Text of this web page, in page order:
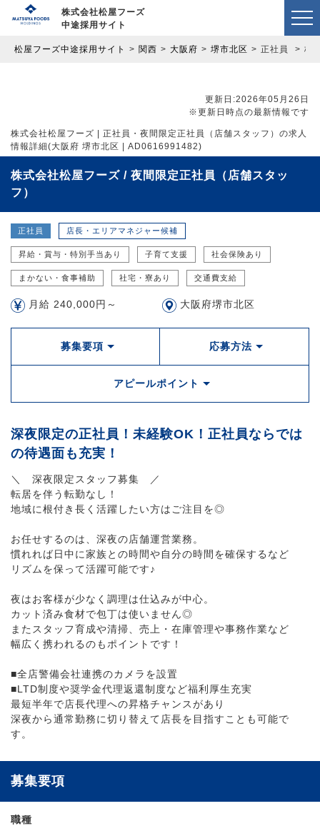
株式会社松屋フーズ
中途採用サイト
松屋フーズ中途採用サイト 関西 大阪府 堺市北区 正社員 株
更新日:2026年05月26日
※更新日時点の最新情報です
株式会社松屋フーズ | 正社員・夜間限定正社員（店舗スタッフ）の求人
情報詳細(大阪府 堺市北区 | AD0616991482)
株式会社松屋フーズ / 夜間限定正社員（店舗スタッ
フ）
正社員 店長・エリアマネジャー候補
昇給・賞与・特別手当あり 子育て支援 社会保険あり
まかない・食事補助 社宅・寮あり 交通費支給
月給 240,000円～ 大阪府堺市北区
募集要項 応募方法
アピールポイント
深夜限定の正社員！未経験OK！正社員ならでは
の待遇面も充実！
＼ 深夜限定スタッフ募集 ／
転居を伴う転勤なし！
地域に根付き長く活躍したい方はご注目を◎
お任せするのは、深夜の店舗運営業務。
慣れれば日中に家族との時間や自分の時間を確保するなど
リズムを保って活躍可能です♪
夜はお客様が少なく調理は仕込みが中心。
カット済み食材で包丁は使いません◎
またスタッフ育成や清掃、売上・在庫管理や事務作業など
幅広く携われるのもポイントです！
■全店警備会社連携のカメラを設置
■LTD制度や奨学金代理返還制度など福利厚生充実
最短半年で店長代理への昇格チャンスがあり
深夜から通常勤務に切り替えて店長を目指すことも可能で
す。
募集要項
職種